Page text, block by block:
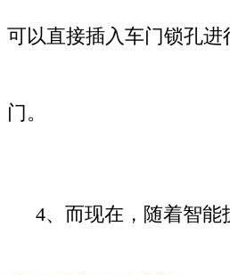
可以直接插入车门锁孔进
门。
4、而现在，随着智能